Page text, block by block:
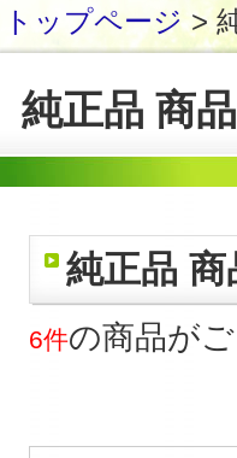
トップページ>
純正品 商
純正品 商
6件の商品が